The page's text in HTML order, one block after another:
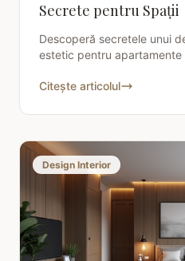
Secrete pentru Spații
Descoperă secretele unui
estetic pentru apartamente
Citește articolul
Design Interior